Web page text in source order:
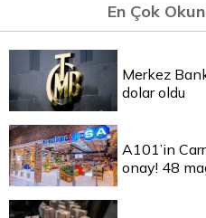
En Çok
Merkez
dolar oldu
A101’in
onay! 48